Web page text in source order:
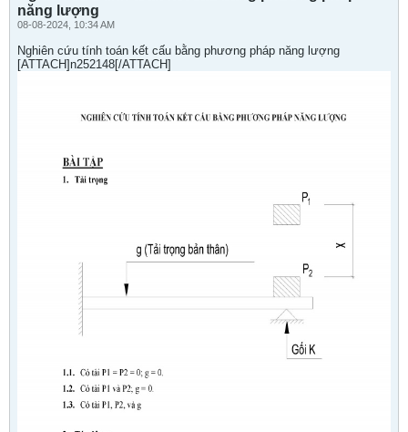
năng lượng
08-08-2024, 10:34 AM
Nghiên cứu tính toán kết cấu bằng phương pháp năng lượng
[ATTACH]n252148[/ATTACH]